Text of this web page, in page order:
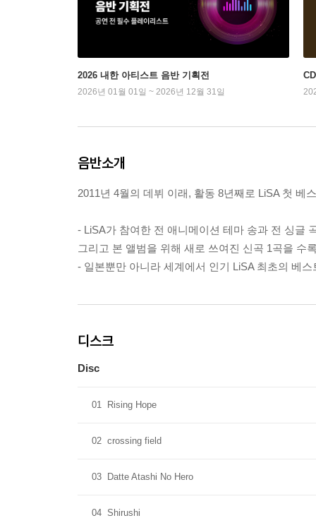
2026 내한 아티스트 음반 기획전
2026년 01월 01일 ~ 2026년 12월 31일
음반소개
2011년 4월의 데뷔 이래, 활동 8년째로 LiSA 첫 베
- LiSA가 참여한 전 애니메이션 테마 송과 전 싱글
그리고 본 앨범을 위해 새로 쓰여진 신곡 1곡을 수
- 일본뿐만 아니라 세계에서 인기 LiSA 최초의 베스
디스크
Disc
01 Rising Hope
02 crossing field
03 Datte Atashi No Hero
04 Shirushi